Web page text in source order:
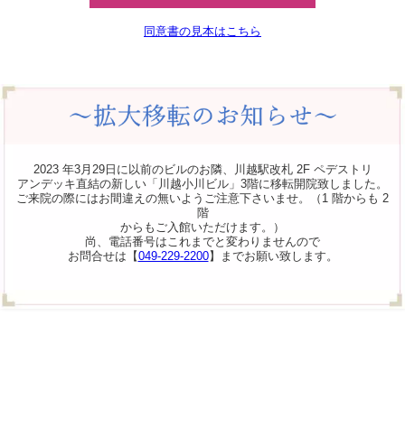
同意書の見本はこちら
2023 年3月29日に以前のビルのお隣、川越駅改札 2F ペデストリ
アンデッキ直結の新しい「川越小川ビル」3階に移転開院致しました。
ご来院の際にはお間違えの無いようご注意下さいませ。（1 階からも 2
階
からもご入館いただけます。）
尚、電話番号はこれまでと変わりませんので
お問合せは【049-229-2200】までお願い致します。